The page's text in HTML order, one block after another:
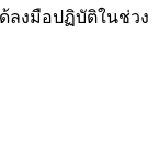
ลงมือปฏิบัติในช่วง